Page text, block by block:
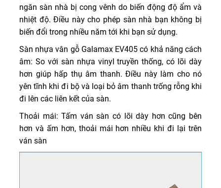
ngăn sàn nhà bị cong vênh do biến động độ ẩm và
nhiệt độ. Điều này cho phép sàn nhà bạn không bị
biến đổi trong nhiều năm tới khi bạn sử dụng.
Sàn nhựa vân gỗ Galamax EV405 có khả năng cách
âm: So với sàn nhựa vinyl truyền thống, có lõi dày
hơn giúp hấp thụ âm thanh. Điều này làm cho nó
yên tĩnh khi đi bộ và loại bỏ âm thanh trống rỗng khi
đi lên các liên kết của sàn.
Thoải mái: Tấm ván sàn có lõi dày hơn cũng bên
hơn và ấm hơn, thoải mái hơn nhiều khi đi lại trên
ván sàn